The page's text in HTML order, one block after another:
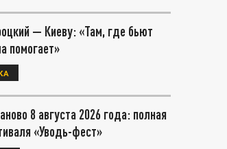
— Киеву: «Там, где бьют
помогает»
8 августа 2026 года: полная
«Уводь-фест»